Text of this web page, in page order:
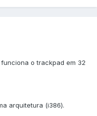
o trackpad em 32
arquitetura (i386).